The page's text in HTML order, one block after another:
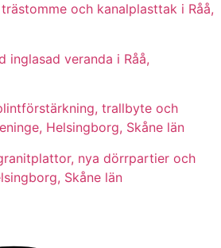
och kanalplasttak i Råå,
inglasad veranda i Råå,
trallbyte och
Helsingborg, Skåne län
nya dörrpartier och
Skåne län